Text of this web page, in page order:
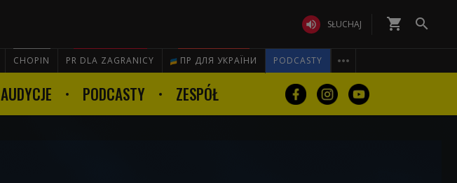
 SŁUCHAJ shopping_cart 
CHOPIN PR DLA ZAGRANICY ПР ДЛЯ УКРАЇНИ PODCASTY 

AUDYCJE PODCASTY ZESPÓŁ